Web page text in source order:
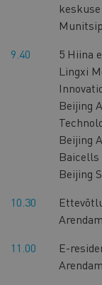
9.40
5 Hiina
Lingxi
Beijing
Beijing
Baicells
Beijing
10.30
11.00
E-